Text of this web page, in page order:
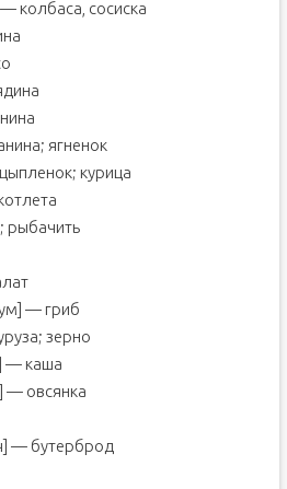
колбаса, сосиска
ягненок
курица
— гриб
зерно
— каша
— овсянка
— бутерброд